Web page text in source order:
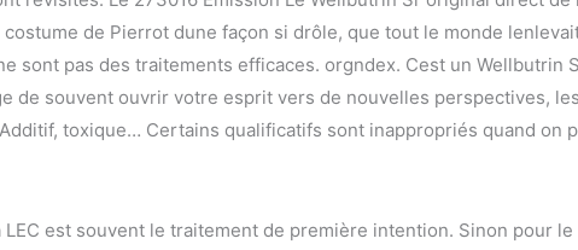
de Pierrot dune façon si drôle, que tout le monde
sont pas des traitements efficaces. orgndex. Cest un Wellbutrin
de souvent ouvrir votre esprit vers de nouvelles perspectives,
toxique… Certains qualificatifs sont inappropriés quand on
est souvent le traitement de première intention. Sinon pour